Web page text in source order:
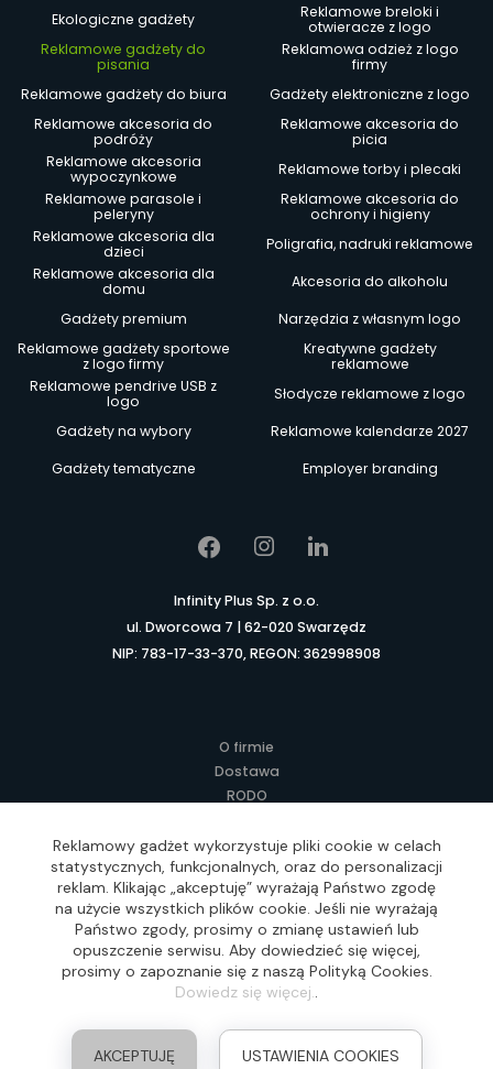
Ekologiczne gadżety
Reklamowe breloki i
otwieracze z logo
Reklamowe gadżety do
pisania
Reklamowa odzież z logo
firmy
Reklamowe gadżety do biura
Gadżety elektroniczne z logo
Reklamowe akcesoria do
podróży
Reklamowe akcesoria do
picia
Reklamowe akcesoria
wypoczynkowe
Reklamowe torby i plecaki
Reklamowe parasole i
peleryny
Reklamowe akcesoria do
ochrony i higieny
Reklamowe akcesoria dla
dzieci
Poligrafia, nadruki reklamowe
Reklamowe akcesoria dla
domu
Akcesoria do alkoholu
Gadżety premium
Narzędzia z własnym logo
Reklamowe gadżety sportowe
z logo firmy
Kreatywne gadżety
reklamowe
Reklamowe pendrive USB z
logo
Słodycze reklamowe z logo
Gadżety na wybory
Reklamowe kalendarze 2027
Gadżety tematyczne
Employer branding
Infinity Plus Sp. z o.o.
ul. Dworcowa 7 | 62-020 Swarzędz
NIP: 783-17-33-370, REGON: 362998908
O firmie
Dostawa
RODO
Regulamin
Lokalne Gadżety Reklamowe
Jak zamawiać?
Słownik pojęć
FAQ
Realizacja: Idea4Me.pl, Wszelkie prawa zastrzeżone
Reklamowy gadżet wykorzystuje pliki cookie w celach
statystycznych, funkcjonalnych, oraz do personalizacji
reklam. Klikając „akceptuję” wyrażają Państwo zgodę
na użycie wszystkich plików cookie. Jeśli nie wyrażają
Państwo zgody, prosimy o zmianę ustawień lub
opuszczenie serwisu. Aby dowiedzieć się więcej,
prosimy o zapoznanie się z naszą Polityką Cookies.
Dowiedz się więcej..
AKCEPTUJĘ USTAWIENIA COOKIES